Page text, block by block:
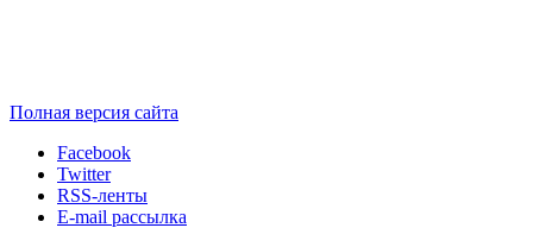
Полная версия сайта
Facebook
Twitter
RSS-ленты
E-mail рассылка